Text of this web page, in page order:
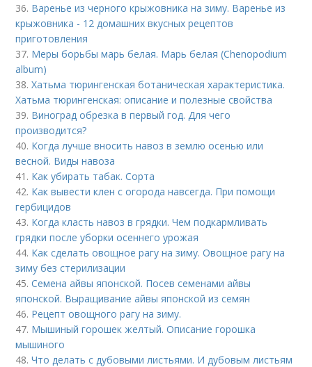
36. Варенье из черного крыжовника на зиму. Варенье из
крыжовника - 12 домашних вкусных рецептов
приготовления
37. Меры борьбы марь белая. Марь белая (Chenopodium
album)
38.Хатьма тюрингенская ботаническая характеристика.
Хатьма тюрингенская: описание и полезные свойства
39. Виноград обрезка в первый год. Для чего
производится?
40. Когда лучше вносить навоз в землю осенью или
весной. Виды навоза
41. Как убирать табак. Сорта
42. Как вывести клен с огорода навсегда. При помощи
гербицидов
43. Когда класть навоз в грядки. Чем подкармливать
грядки после уборки осеннего урожая
44. Как сделать овощное рагу на зиму. Овощное рагу на
зиму без стерилизации
45.Семена айвы японской. Посев семенами айвы
японской. Выращивание айвы японской из семян
46. Рецепт овощного рагу на зиму.
47. Мышиный горошек желтый. Описание горошка
мышиного
48.Что делать с дубовыми листьями. И дубовым листьям